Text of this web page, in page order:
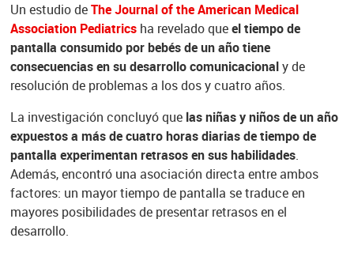
Un estudio deThe Journal of the American Medical
Association Pediatrics ha revelado queel tiempo de
pantalla consumido por bebés de un año tiene
consecuencias en su desarrollo comunicacionaly de
resolución de problemas a los dos y cuatro años.
La investigación concluyó que las niñas y niños de un año
expuestos a más de cuatro horas diarias de tiempo de
pantalla experimentan retrasos en sus habilidades.
Además, encontró una asociación directa entre ambos
factores: un mayor tiempo de pantalla se traduce en
mayores posibilidades de presentar retrasos en el
desarrollo.